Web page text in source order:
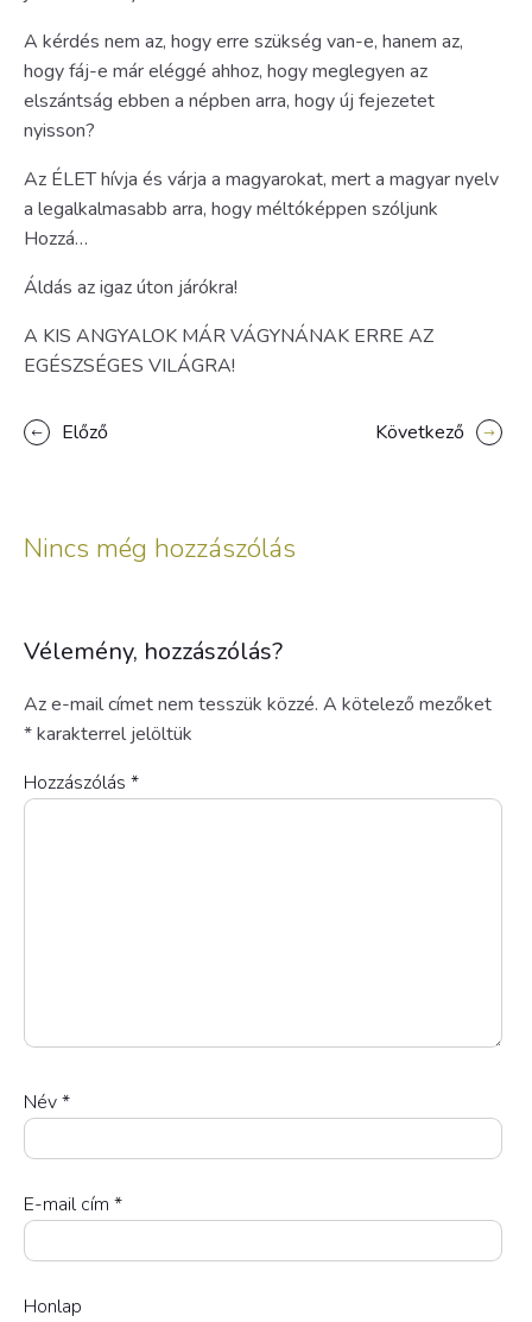
A kérdés nem az, hogy erre szükség van-e, hanem az,
hogy fáj-e már eléggé ahhoz, hogy meglegyen az
elszántság ebben a népben arra, hogy új fejezetet
nyisson?
Az ÉLET hívja és várja a magyarokat, mert a magyar nyelv
a legalkalmasabb arra, hogy méltóképpen szóljunk
Hozzá…
Áldás az igaz úton járókra!
A KIS ANGYALOK MÁR VÁGYNÁNAK ERRE AZ
EGÉSZSÉGES VILÁGRA!
Előző Következő
Nincs még hozzászólás
Vélemény, hozzászólás?
Az e-mail címet nem tesszük közzé. A kötelező mezőket
*karakterrel jelöltük
Hozzászólás *
Név*
E-mail cím *
Honlap